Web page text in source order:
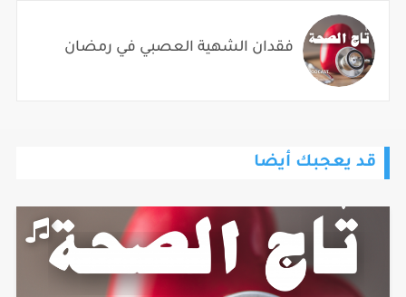
فقدان الشهية العصبي في رمضان
قد يعجبك أيضا